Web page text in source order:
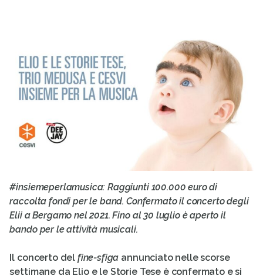
#insiemeperlamusica:Raggiunti 100.000 euro di
raccolta fondi per le band. Confermato il concerto degli
Elii a Bergamo nel 2021. Fino al 30 luglio è aperto il
bando per le attività musicali.
Il concerto del fine-sfiga annunciato nelle scorse
settimane da Elio e le Storie Tese è confermato e si